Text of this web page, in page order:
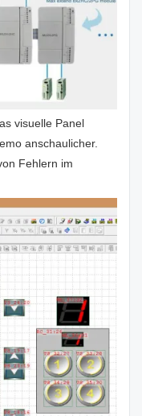
visuelle Panel
anschaulicher.
Fehlern im